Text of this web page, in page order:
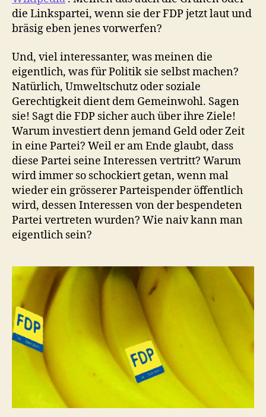
die Linkspartei, wenn sie der FDP jetzt laut und
bräsig eben jenes vorwerfen?
Und, viel interessanter, was meinen die
eigentlich, was für Politik sie selbst machen?
Natürlich, Umweltschutz oder soziale
Gerechtigkeit dient dem Gemeinwohl. Sagen
sie! Sagt die FDP sicher auch über ihre Ziele!
Warum investiert denn jemand Geld oder Zeit
in eine Partei? Weil er am Ende glaubt, dass
diese Partei seine Interessen vertritt? Warum
wird immer so schockiert getan, wenn mal
wieder ein grösserer Parteispender öffentlich
wird, dessen Interessen von der bespendeten
Partei vertreten wurden? Wie naiv kann man
eigentlich sein?